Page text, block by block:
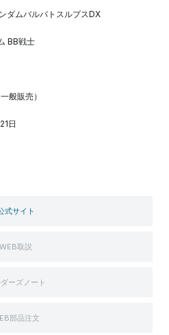
ダムバルバトスルプスDX
BB戦士
般販売）
日
式サイト
WEB取説
ーズノート
部品注文